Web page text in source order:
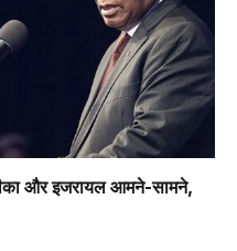
और इजरायल आमने-सामने,